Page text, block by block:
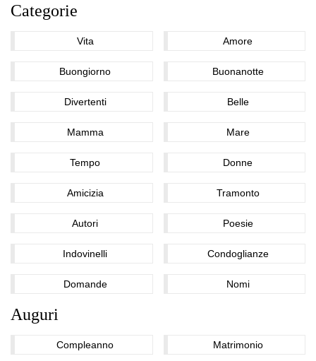
Categorie
Vita Amore
Buongiorno Buonanotte
Divertenti Belle
Mamma Mare
Tempo Donne
Amicizia Tramonto
Autori Poesie
Indovinelli Condoglianze
Domande Nomi
Auguri
Compleanno Matrimonio